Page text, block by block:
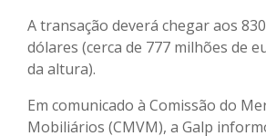
A transação deverá chegar aos
dólares (cerca de 777 milhões de
da altura).
Em comunicado à Comissão do
Mobiliários (CMVM), a Galp